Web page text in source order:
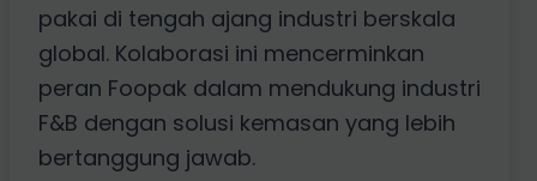
pakai di tengah ajang industri berskala
global. Kolaborasi ini mencerminkan
peran Foopak dalam mendukung industri
F&B dengan solusi kemasan yang lebih
bertanggung jawab.